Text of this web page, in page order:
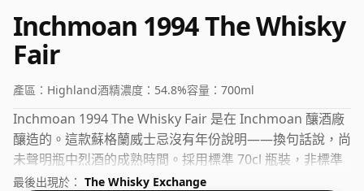
Inchmoan 1994 The Whisky
Fair
產區： Highland酒精濃度： 54.8%容量： 700ml
Inchmoan 1994 The Whisky Fair 是在 Inchmoan 釀酒廠
釀造的。這款蘇格蘭威士忌沒有年份說明——換句話說，尚
未聲明瓶中烈酒的成熟時間。採用標準 70cl 瓶裝，非標準
濃度為 54.8%。
最後出現於： The Whisky Exchange